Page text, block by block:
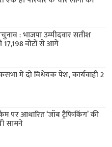
: भाजपा उम्मीदवार सतीश
17,198 वोटों से आगे
में दो विधेयक पेश, कार्यवाही 2
पर आधारित ‘जॉब ट्रैफिकिंग’ की
सामने